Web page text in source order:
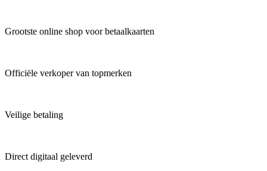
Grootste online shop voor betaalkaarten
Officiële verkoper van topmerken
Veilige betaling
Direct digitaal geleverd